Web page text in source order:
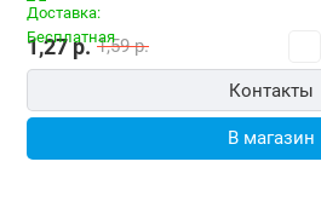
1,27р. 1,59р.
Контакты
В магазин